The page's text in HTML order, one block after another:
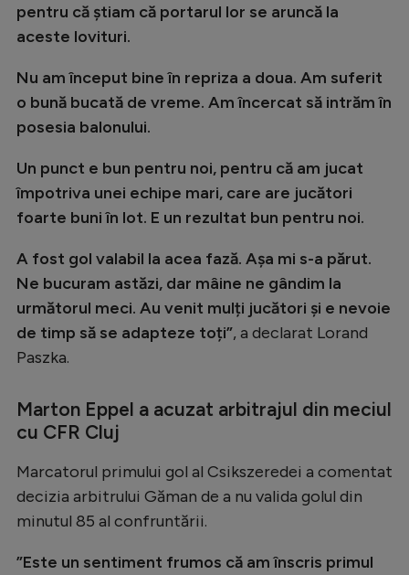
Natație
Gimnastică
Auto
Ciclism
Alte sporturi
JO 2024
JO 2026
Intră în cont
Creează cont
pentru că știam că portarul lor se aruncă la
aceste lovituri.
Nu am început bine în repriza a doua. Am suferit
o bună bucată de vreme. Am încercat să intrăm în
posesia balonului.
Un punct e bun pentru noi, pentru că am jucat
împotriva unei echipe mari, care are jucători
foarte buni în lot. E un rezultat bun pentru noi.
A fost gol valabil la acea fază. Așa mi s-a părut.
Ne bucuram astăzi, dar mâine ne gândim la
următorul meci. Au venit mulți jucători și e nevoie
de timp să se adapteze toți”, a declarat Lorand
Paszka.
Marton Eppel a acuzat arbitrajul din meciul
cu CFR Cluj
Marcatorul primului gol al Csikszeredei a comentat
decizia arbitrului Găman de a nu valida golul din
minutul 85 al confruntării.
”Este un sentiment frumos că am înscris primul